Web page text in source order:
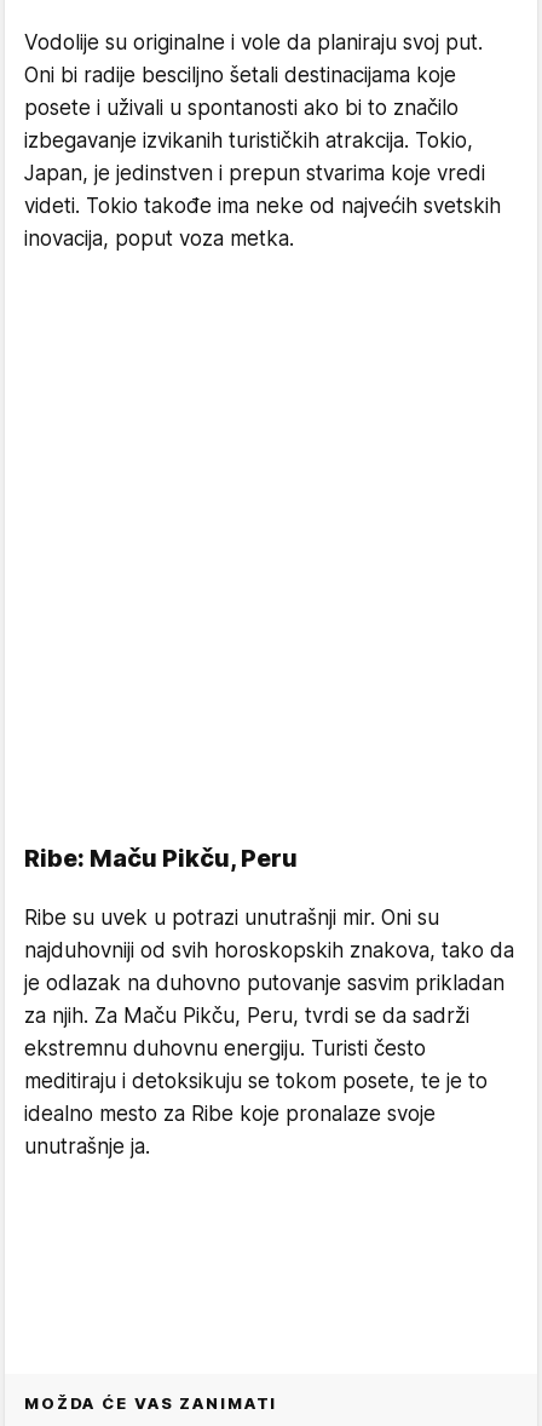
Vodolije su originalne i vole da planiraju svoj put.
Oni bi radije besciljno šetali destinacijama koje
posete i uživali u spontanosti ako bi to značilo
izbegavanje izvikanih turističkih atrakcija. Tokio,
Japan, je jedinstven i prepun stvarima koje vredi
videti. Tokio takođe ima neke od najvećih svetskih
inovacija, poput voza metka.
Ribe: Maču Pikču, Peru
Ribe su uvek u potrazi unutrašnji mir. Oni su
najduhovniji od svih horoskopskih znakova, tako da
je odlazak na duhovno putovanje sasvim prikladan
za njih. Za Maču Pikču, Peru, tvrdi se da sadrži
ekstremnu duhovnu energiju. Turisti često
meditiraju i detoksikuju se tokom posete, te je to
idealno mesto za Ribe koje pronalaze svoje
unutrašnje ja.
MOŽDA ĆE VAS ZANIMATI